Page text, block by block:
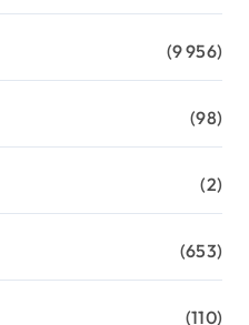
(9 956)
(98)
(2)
(653)
(110)